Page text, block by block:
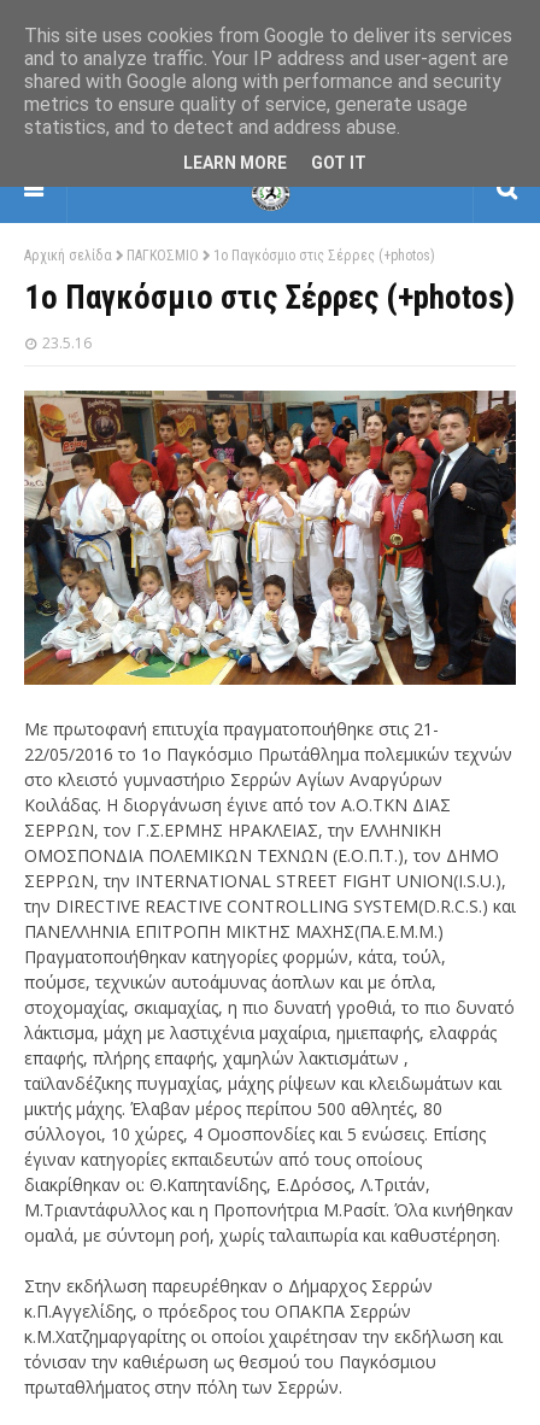
ΕΛΛΗΝΙΚΗ ΟΜΟΣΠΟΝΔΙΑ ΠΟΛΕΜΙΚΩΝ
ΤΕΧΝΩΝ
ΒΗΜΑΤΙΣΜΩΝ-ΣΚΙΑΜΑΧΙΑΣ-ΚΡΟΥΣΕΩΝ
Αρχική σελίδα ΠΑΓΚΟΣΜΙΟ 1ο Παγκόσμιο στις Σέρρες (+photos)
1ο Παγκόσμιο στις Σέρρες (+photos)
23.5.16
Με πρωτοφανή επιτυχία πραγματοποιήθηκε στις 21-
22/05/2016 το 1ο Παγκόσμιο Πρωτάθλημα πολεμικών τεχνών
στο κλειστό γυμναστήριο Σερρών Αγίων Αναργύρων
Κοιλάδας. Η διοργάνωση έγινε από τον Α.Ο.ΤΚΝ ΔΙΑΣ
ΣΕΡΡΩΝ, τον Γ.Σ.ΕΡΜΗΣ ΗΡΑΚΛΕΙΑΣ, την ΕΛΛΗΝΙΚΗ
ΟΜΟΣΠΟΝΔΙΑ ΠΟΛΕΜΙΚΩΝ ΤΕΧΝΩΝ (Ε.Ο.Π.Τ.), τον ΔΗΜΟ
ΣΕΡΡΩΝ, την INTERNATIONAL STREET FIGHT UNION(I.S.U.),
την DIRECTIVE REACTIVE CONTROLLING SYSTEM(D.R.C.S.) και
ΠΑΝΕΛΛΗΝΙΑ ΕΠΙΤΡΟΠΗ ΜΙΚΤΗΣ ΜΑΧΗΣ(ΠΑ.Ε.Μ.Μ.)
Πραγματοποιήθηκαν κατηγορίες φορμών, κάτα, τούλ,
πούμσε, τεχνικών αυτοάμυνας άοπλων και με όπλα,
στοχομαχίας, σκιαμαχίας, η πιο δυνατή γροθιά, το πιο δυνατό
λάκτισμα, μάχη με λαστιχένια μαχαίρια, ημιεπαφής, ελαφράς
επαφής, πλήρης επαφής, χαμηλών λακτισμάτων ,
ταϊλανδέζικης πυγμαχίας, μάχης ρίψεων και κλειδωμάτων και
μικτής μάχης. Έλαβαν μέρος περίπου 500 αθλητές, 80
σύλλογοι, 10 χώρες, 4 Ομοσπονδίες και 5 ενώσεις. Επίσης
έγιναν κατηγορίες εκπαιδευτών από τους οποίους
διακρίθηκαν οι: Θ.Καπητανίδης, Ε.Δρόσος, Λ.Τριτάν,
Μ.Τριαντάφυλλος και η Προπονήτρια Μ.Ρασίτ. Όλα κινήθηκαν
ομαλά, με σύντομη ροή, χωρίς ταλαιπωρία και καθυστέρηση.
Στην εκδήλωση παρευρέθηκαν ο Δήμαρχος Σερρών
κ.Π.Αγγελίδης, ο πρόεδρος του ΟΠΑΚΠΑ Σερρών
κ.Μ.Χατζημαργαρίτης οι οποίοι χαιρέτησαν την εκδήλωση και
τόνισαν την καθιέρωση ως θεσμού του Παγκόσμιου
πρωταθλήματος στην πόλη των Σερρών.
This site uses cookies from Google to deliver its services
and to analyze traffic. Your IP address and user-agent are
shared with Google along with performance and security
metrics to ensure quality of service, generate usage
statistics, and to detect and address abuse.
LEARN MORE GOT IT